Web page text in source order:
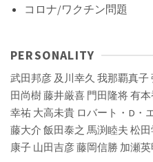
コロナ/ワクチン問題
PERSONALITY
武田邦彦 及川幸久 我那覇真子
田尚樹藤井厳喜 門田隆将有本
幸祐 大高未貴 ロバート・D・
藤大介 飯田泰之 馬渕睦夫 松田
康子 山田吉彦藤岡信勝 加瀬英